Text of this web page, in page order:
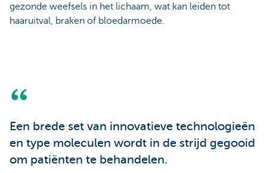
gezonde weefsels in het lichaam, wat kan leiden tot
haaruitval, braken of bloedarmoede.
Een brede set van innovatieve technologieën
en type moleculen wordt in de strijd gegooid
om patiënten te behandelen.